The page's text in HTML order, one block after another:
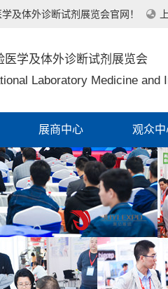
及体外诊断试剂展览会官网！
医学及体外诊断试剂展览会
Laboratory Medicine
展商中心 观众中